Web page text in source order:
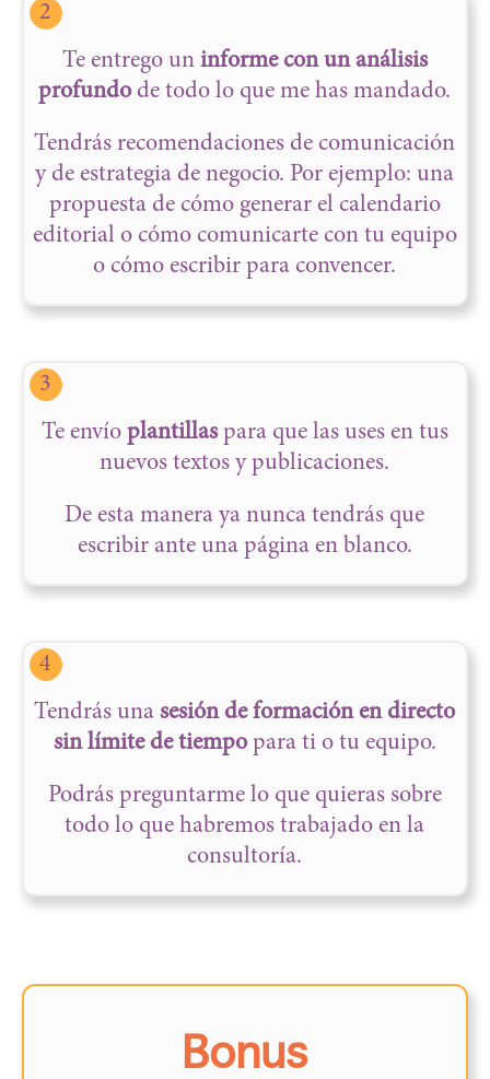
2
Te entrego un informe con un análisis
profundode todo lo que me has mandado.
Tendrás recomendaciones de comunicación
y de estrategia de negocio. Por ejemplo: una
propuesta de cómo generar el calendario
editorial o cómo comunicarte con tu equipo
o cómo escribir para convencer.
3
Te envío plantillaspara que las uses en tus
nuevos textos y publicaciones.
De esta manera ya nunca tendrás que
escribir ante una página en blanco.
4
Tendrás una sesión de formación en directo
sin límite de tiempopara ti o tu equipo.
Podrás preguntarme lo que quieras sobre
todo lo que habremos trabajado en la
consultoría.
Bonus